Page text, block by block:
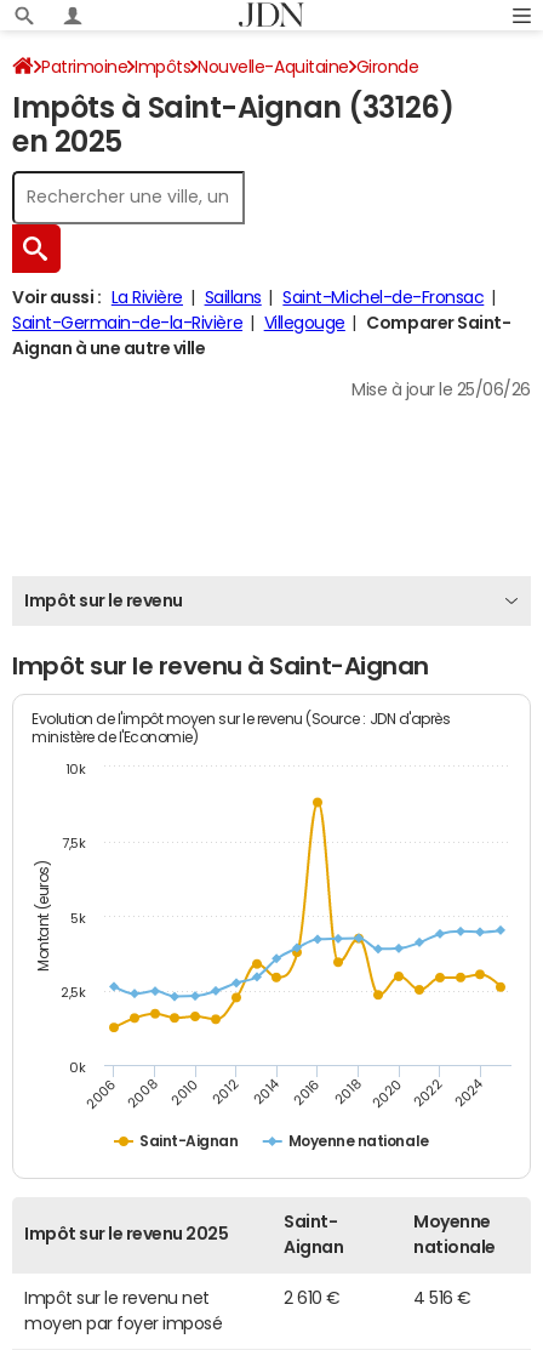
Patrimoine Impôts Nouvelle-Aquitaine Gironde
Saint-Aignan Impôt sur le revenu
Impôts à Saint-Aignan (33126)
en 2025
Voir aussi : La Rivière Saillans
Saint-Michel-de-Fronsac
Saint-Germain-de-la-Rivière
Villegouge
Comparer Saint-
Aignan à une autre ville
Mise à jour le 25/06/26
Impôt sur le revenu
Impôt sur le revenu à Saint-Aignan
Montant (euros)
Evolution de l'impôt moyen sur le revenu (Source : JDN d'après
ministère de l'Economie)
Saint-Aignan Moyenne nationale
2006 2008 2010 2012 2014 2016 2018 2020 2022 2024
0k
2,5k
5k
7,5k
10k
Impôt sur le revenu 2025
Saint-
Aignan
Moyenne
nationale
Impôt sur le revenu net
moyen par foyer imposé
2 610 € 4 516 €